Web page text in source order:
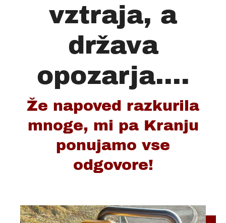
vztraja, a
država
opozarja....
Že napoved razkurila
mnoge, mi pa Kranju
ponujamo vse
odgovore!